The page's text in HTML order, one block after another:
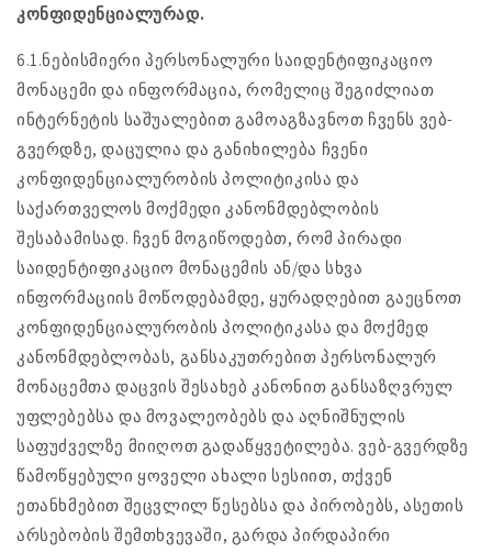
კონფიდენციალურად.
6.1.ნებისმიერი პერსონალური საიდენტიფიკაციო
მონაცემი და ინფორმაცია, რომელიც შეგიძლიათ
ინტერნეტის საშუალებით გამოაგზავნოთ ჩვენს ვებ-
გვერდზე, დაცულია და განიხილება ჩვენი
კონფიდენციალურობის პოლიტიკისა და
საქართველოს მოქმედი კანონმდებლობის
შესაბამისად. ჩვენ მოგიწოდებთ, რომ პირადი
საიდენტიფიკაციო მონაცემის ან/და სხვა
ინფორმაციის მოწოდებამდე, ყურადღებით გაეცნოთ
კონფიდენციალურობის პოლიტიკასა და მოქმედ
კანონმდებლობას, განსაკუთრებით პერსონალურ
მონაცემთა დაცვის შესახებ კანონით განსაზღვრულ
უფლებებსა და მოვალეობებს და აღნიშნულის
საფუძველზე მიიღოთ გადაწყვეტილება. ვებ-გვერდზე
წამოწყებული ყოველი ახალი სესიით, თქვენ
ეთანხმებით შეცვლილ წესებსა და პირობებს, ასეთის
არსებობის შემთხვევაში, გარდა პირდაპირი